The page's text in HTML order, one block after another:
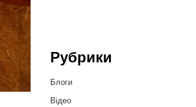
Рубрики
Блоги
Відео